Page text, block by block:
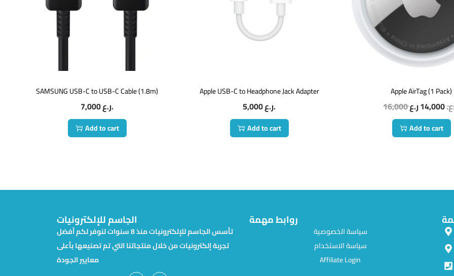
SAMSUNG USB-C to USB-C Cable (1.8m)
7,000 ر.ع.
Add to cart
Apple USB-C to Headphone Jack Adapter
5,000 ر.ع.
Add to cart
Apple AirTag (1 Pack)
16,000 14,000
Add to cart
الجاسم للإلكترونيات
تأسس الجاسم للإلكترونيات منذ 8 سنوات لنوفر لكم أفضل
تجربة إلكترونيات من خلال منتجاتنا التي تم تصنيعها بأعلى
معايير الجودة
روابط مهمة
سياسة الخصوصية
سياسة الاستخدام
Affiliate Login